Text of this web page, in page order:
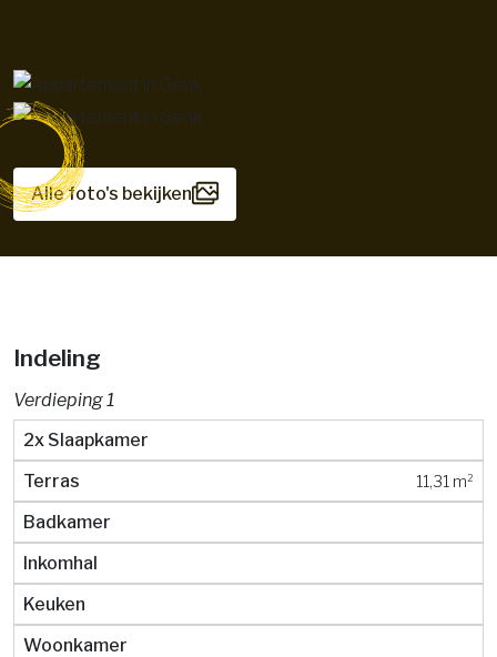
Alle foto's bekijken
Indeling
Verdieping 1
2x Slaapkamer
Terras
11,31 m²
Badkamer
Inkomhal
Keuken
Woonkamer